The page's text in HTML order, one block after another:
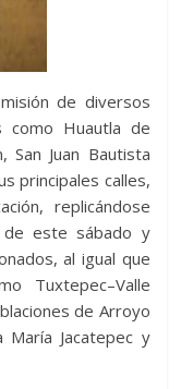
de diversos
como Huautla de
San Juan Bautista
principales calles,
replicándose
de este sábado y
al igual que
Tuxtepec–Valle
de Arroyo
María Jacatepec y